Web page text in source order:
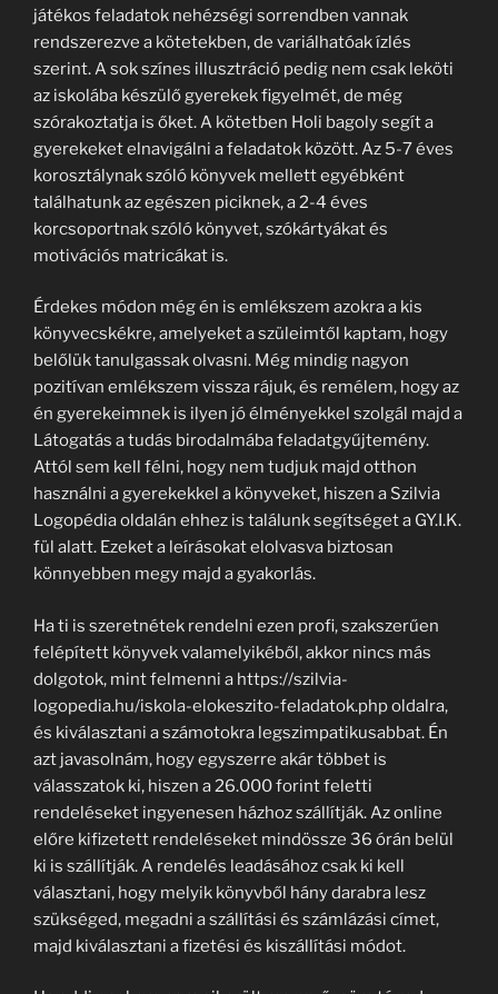
játékos feladatok nehézségi sorrendben vannak
rendszerezve a kötetekben, de variálhatóak ízlés
szerint. A sok színes illusztráció pedig nem csak leköti
az iskolába készülő gyerekek figyelmét, de még
szórakoztatja is őket. A kötetben Holi bagoly segít a
gyerekeket elnavigálni a feladatok között. Az 5-7 éves
korosztálynak szóló könyvek mellett egyébként
találhatunk az egészen piciknek, a 2-4 éves
korcsoportnak szóló könyvet, szókártyákat és
motivációs matricákat is.
Érdekes módon még én is emlékszem azokra a kis
könyvecskékre, amelyeket a szüleimtől kaptam, hogy
belőlük tanulgassak olvasni. Még mindig nagyon
pozitívan emlékszem vissza rájuk, és remélem, hogy az
én gyerekeimnek is ilyen jó élményekkel szolgál majd a
Látogatás a tudás birodalmába feladatgyűjtemény.
Attól sem kell félni, hogy nem tudjuk majd otthon
használni a gyerekekkel a könyveket, hiszen a Szilvia
Logopédia oldalán ehhez is találunk segítséget a GY.I.K.
fül alatt. Ezeket a leírásokat elolvasva biztosan
könnyebben megy majd a gyakorlás.
Ha ti is szeretnétek rendelni ezen profi, szakszerűen
felépített könyvek valamelyikéből, akkor nincs más
dolgotok, mint felmenni a https://szilvia-
logopedia.hu/iskola-elokeszito-feladatok.php oldalra,
és kiválasztani a számotokra legszimpatikusabbat. Én
azt javasolnám, hogy egyszerre akár többet is
válasszatok ki, hiszen a 26.000 forint feletti
rendeléseket ingyenesen házhoz szállítják. Az online
előre kifizetett rendeléseket mindössze 36 órán belül
ki is szállítják. A rendelés leadásához csak ki kell
választani, hogy melyik könyvből hány darabra lesz
szükséged, megadni a szállítási és számlázási címet,
majd kiválasztani a fizetési és kiszállítási módot.